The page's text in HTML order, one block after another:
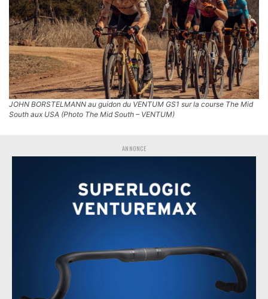
JOHN BORSTELMANN au guidon du VENTUM GS1 sur la course The Mid
South aux USA (Photo The Mid South – VENTUM)
ANNONCE